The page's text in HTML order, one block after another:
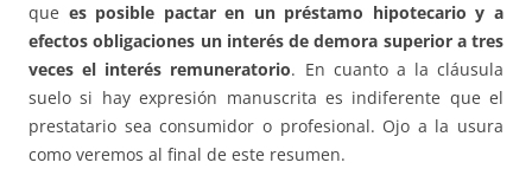
que es posible pactar en un préstamo hipotecario y a
efectos obligaciones un interés de demora superior a tres
veces el interés remuneratorio. En cuanto a la cláusula
suelo si hay expresión manuscrita es indiferente que el
prestatario sea consumidor o profesional. Ojo a la usura
como veremos al final de este resumen.